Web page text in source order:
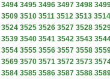
3494 3495 3496 3497 3498
3509 3510 3511 3512 3513 3514
3524 3525 3526 3527 3528
3539 3540 3541 3542 3543
3554 3555 3556 3557 3558
3569 3570 3571 3572 3573
3584 3585 3586 3587 3588